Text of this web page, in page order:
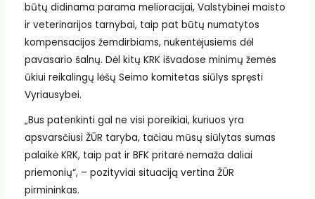
būtų didinama parama melioracijai, Valstybinei maisto
ir veterinarijos tarnybai, taip pat būtų numatytos
kompensacijos žemdirbiams, nukentėjusiems dėl
pavasario šalnų. Dėl kitų KRK išvadose minimų žemės
ūkiui reikalingų lėšų Seimo komitetas siūlys spręsti
Vyriausybei.
„Bus patenkinti gal ne visi poreikiai, kuriuos yra
apsvarsčiusi ŽŪR taryba, tačiau mūsų siūlytas sumas
palaikė KRK, taip pat ir BFK pritarė nemaža daliai
priemonių“, – pozityviai situaciją vertina ŽŪR
pirmininkas.